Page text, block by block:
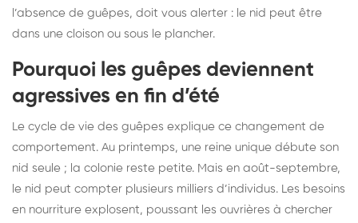
l’absence de guêpes, doit vous alerter : le nid peut être
dans une cloison ou sous le plancher.
Pourquoi les guêpes deviennent
agressives en fin d’été
Le cycle de vie des guêpes explique ce changement de
comportement. Au printemps, une reine unique débute son
nid seule ; la colonie reste petite. Mais en août-septembre,
le nid peut compter plusieurs milliers d’individus. Les besoins
en nourriture explosent, poussant les ouvrières à chercher